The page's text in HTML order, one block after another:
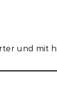
und mit